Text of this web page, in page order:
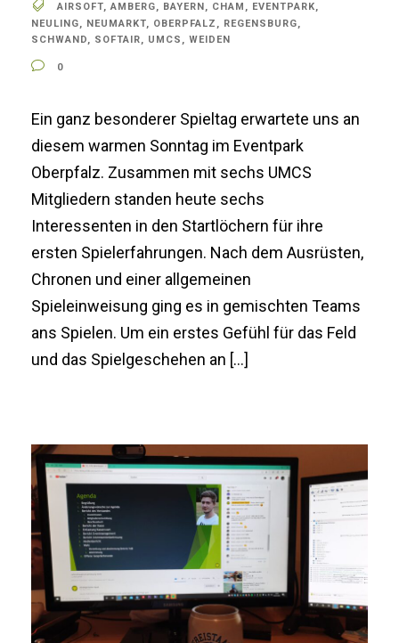
AIRSOFT, AMBERG, BAYERN , CHAM , EVENTPARK,
NEULING, NEUMARKT, OBERPFALZ , REGENSBURG,
SCHWAND, SOFTAIR, UMCS , WEIDEN
0
Ein ganz besonderer Spieltag erwartete uns an
diesem warmen Sonntag im Eventpark
Oberpfalz. Zusammen mit sechs UMCS
Mitgliedern standen heute sechs
Interessenten in den Startlöchern für ihre
ersten Spielerfahrungen. Nach dem Ausrüsten,
Chronen und einer allgemeinen
Spieleinweisung ging es in gemischten Teams
ans Spielen. Um ein erstes Gefühl für das Feld
und das Spielgeschehen an […]